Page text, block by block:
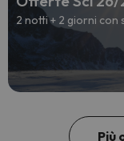
2 notti + 2 giorni con
Più